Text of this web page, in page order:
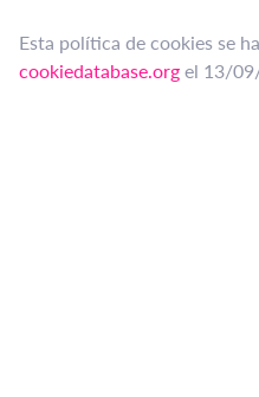
Esta política de cookies se
cookiedatabase.orgel 13/